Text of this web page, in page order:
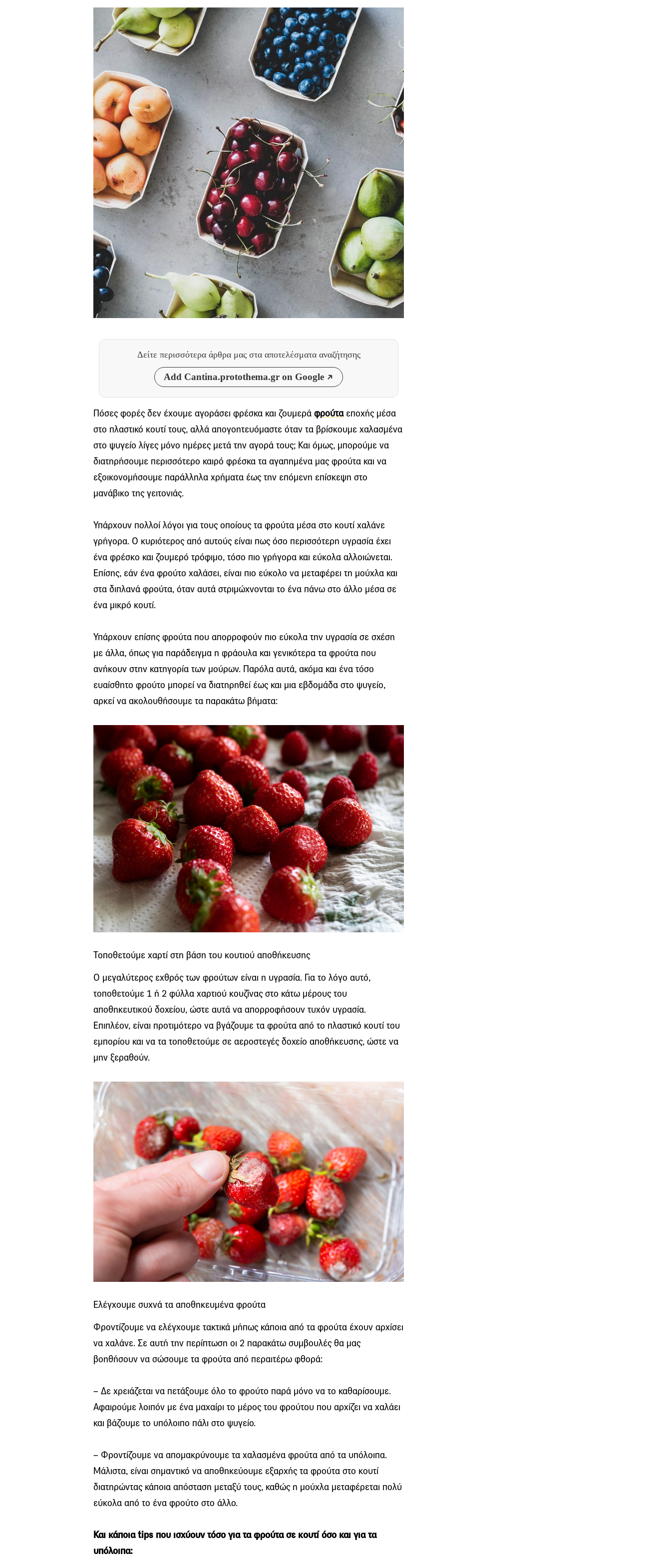
Δείτε περισσότερα άρθρα μας στα αποτελέσματα αναζήτησης
Add Cantina.protothema.gr on Google
Πόσες φορές δεν έχουμε αγοράσει φρέσκα και ζουμερά φρούταεποχής μέσα
στο πλαστικό κουτί τους, αλλά απογοητευόμαστε όταν τα βρίσκουμε χαλασμένα
στο ψυγείο λίγες μόνο ημέρες μετά την αγορά τους; Και όμως, μπορούμε να
διατηρήσουμε περισσότερο καιρό φρέσκα τα αγαπημένα μας φρούτα και να
εξοικονομήσουμε παράλληλα χρήματα έως την επόμενη επίσκεψη στο
μανάβικο της γειτονιάς.
Υπάρχουν πολλοί λόγοι για τους οποίους τα φρούτα μέσα στο κουτί χαλάνε
γρήγορα. Ο κυριότερος από αυτούς είναι πως όσο περισσότερη υγρασία έχει
ένα φρέσκο και ζουμερό τρόφιμο, τόσο πιο γρήγορα και εύκολα αλλοιώνεται.
Επίσης, εάν ένα φρούτο χαλάσει, είναι πιο εύκολο να μεταφέρει τη μούχλα και
στα διπλανά φρούτα, όταν αυτά στριμώχνονται το ένα πάνω στο άλλο μέσα σε
ένα μικρό κουτί.
Υπάρχουν επίσης φρούτα που απορροφούν πιο εύκολα την υγρασία σε σχέση
με άλλα, όπως για παράδειγμα η φράουλα και γενικότερα τα φρούτα που
ανήκουν στην κατηγορία των μούρων. Παρόλα αυτά, ακόμα και ένα τόσο
ευαίσθητο φρούτο μπορεί να διατηρηθεί έως και μια εβδομάδα στο ψυγείο,
αρκεί να ακολουθήσουμε τα παρακάτω βήματα:
Τοποθετούμε χαρτί στη βάση του κουτιού αποθήκευσης
Ο μεγαλύτερος εχθρός των φρούτων είναι η υγρασία. Για το λόγο αυτό,
τοποθετούμε 1 ή 2 φύλλα χαρτιού κουζίνας στο κάτω μέρους του
αποθηκευτικού δοχείου, ώστε αυτά να απορροφήσουν τυχόν υγρασία.
Επιπλέον, είναι προτιμότερο να βγάζουμε τα φρούτα από το πλαστικό κουτί του
εμπορίου και να τα τοποθετούμε σε αεροστεγές δοχείο αποθήκευσης, ώστε να
μην ξεραθούν.
Ελέγχουμε συχνά τα αποθηκευμένα φρούτα
Φροντίζουμε να ελέγχουμε τακτικά μήπως κάποια από τα φρούτα έχουν αρχίσει
να χαλάνε. Σε αυτή την περίπτωση οι 2 παρακάτω συμβουλές θα μας
βοηθήσουν να σώσουμε τα φρούτα από περαιτέρω φθορά:
– Δε χρειάζεται να πετάξουμε όλο το φρούτο παρά μόνο να το καθαρίσουμε.
Αφαιρούμε λοιπόν με ένα μαχαίρι το μέρος του φρούτου που αρχίζει να χαλάει
και βάζουμε το υπόλοιπο πάλι στο ψυγείο.
– Φροντίζουμε να απομακρύνουμε τα χαλασμένα φρούτα από τα υπόλοιπα.
Μάλιστα, είναι σημαντικό να αποθηκεύουμε εξαρχής τα φρούτα στο κουτί
διατηρώντας κάποια απόσταση μεταξύ τους, καθώς η μούχλα μεταφέρεται πολύ
εύκολα από το ένα φρούτο στο άλλο.
Και κάποια tips που ισχύουν τόσο για τα φρούτα σε κουτί όσο και για τα
υπόλοιπα: